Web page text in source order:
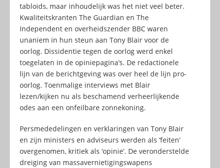
tabloids, maar inhoudelijk was het niet veel beter.
Kwaliteitskranten The Guardian en The
Independent en overheidszender BBC waren
unaniem in hun steun aan Tony Blair voor de
oorlog. Dissidentie tegen de oorlog werd enkel
toegelaten in de opiniepagina’s. De redactionele
lijn van de berichtgeving was over heel de lijn pro-
oorlog. Toenmalige interviews met Blair
lezen/kijken nu als beschamend verheerlijkende
odes aan een onfeilbare zonnekoning.
Persmededelingen en verklaringen van Tony Blair
en zijn ministers en adviseurs werden als ‘feiten’
overgenomen, kritiek als ‘opinie’. De veronderstelde
dreiging van massavernietigingswapens